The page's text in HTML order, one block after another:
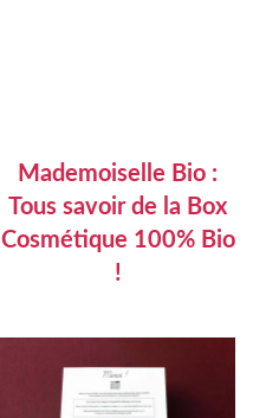
Mademoiselle Bio :
Tous savoir de la Box
Cosmétique 100% Bio
!